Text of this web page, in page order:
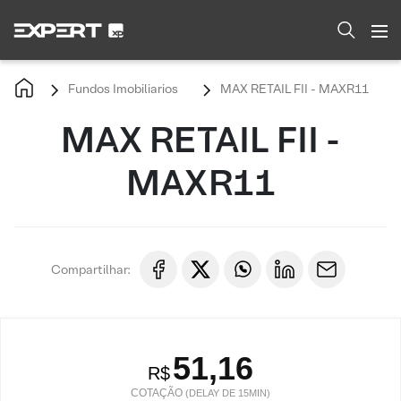
Fundos Imobiliarios MAX RETAIL FII - MAXR11
MAX RETAIL FII -
MAXR11
Compartilhar:
R$51,16
COTAÇÃO (DELAY DE 15MIN)